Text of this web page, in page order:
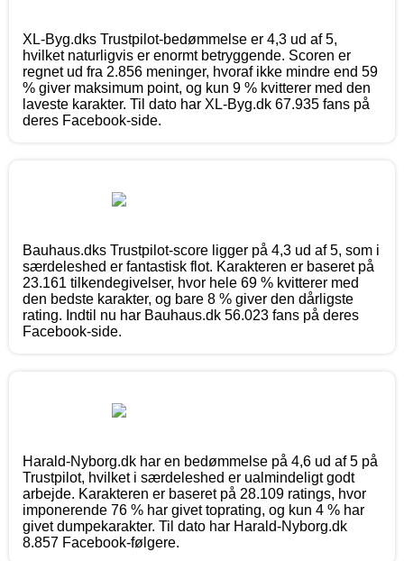
XL-Byg.dks Trustpilot-bedømmelse er 4,3 ud af 5,
hvilket naturligvis er enormt betryggende. Scoren er
regnet ud fra 2.856 meninger, hvoraf ikke mindre end 59
% giver maksimum point, og kun 9 % kvitterer med den
laveste karakter. Til dato har XL-Byg.dk 67.935 fans på
deres Facebook-side.
Bauhaus.dks Trustpilot-score ligger på 4,3 ud af 5, som i
særdeleshed er fantastisk flot. Karakteren er baseret på
23.161 tilkendegivelser, hvor hele 69 % kvitterer med
den bedste karakter, og bare 8 % giver den dårligste
rating. Indtil nu har Bauhaus.dk 56.023 fans på deres
Facebook-side.
Harald-Nyborg.dk har en bedømmelse på 4,6 ud af 5 på
Trustpilot, hvilket i særdeleshed er ualmindeligt godt
arbejde. Karakteren er baseret på 28.109 ratings, hvor
imponerende 76 % har givet toprating, og kun 4 % har
givet dumpekarakter. Til dato har Harald-Nyborg.dk
8.857 Facebook-følgere.